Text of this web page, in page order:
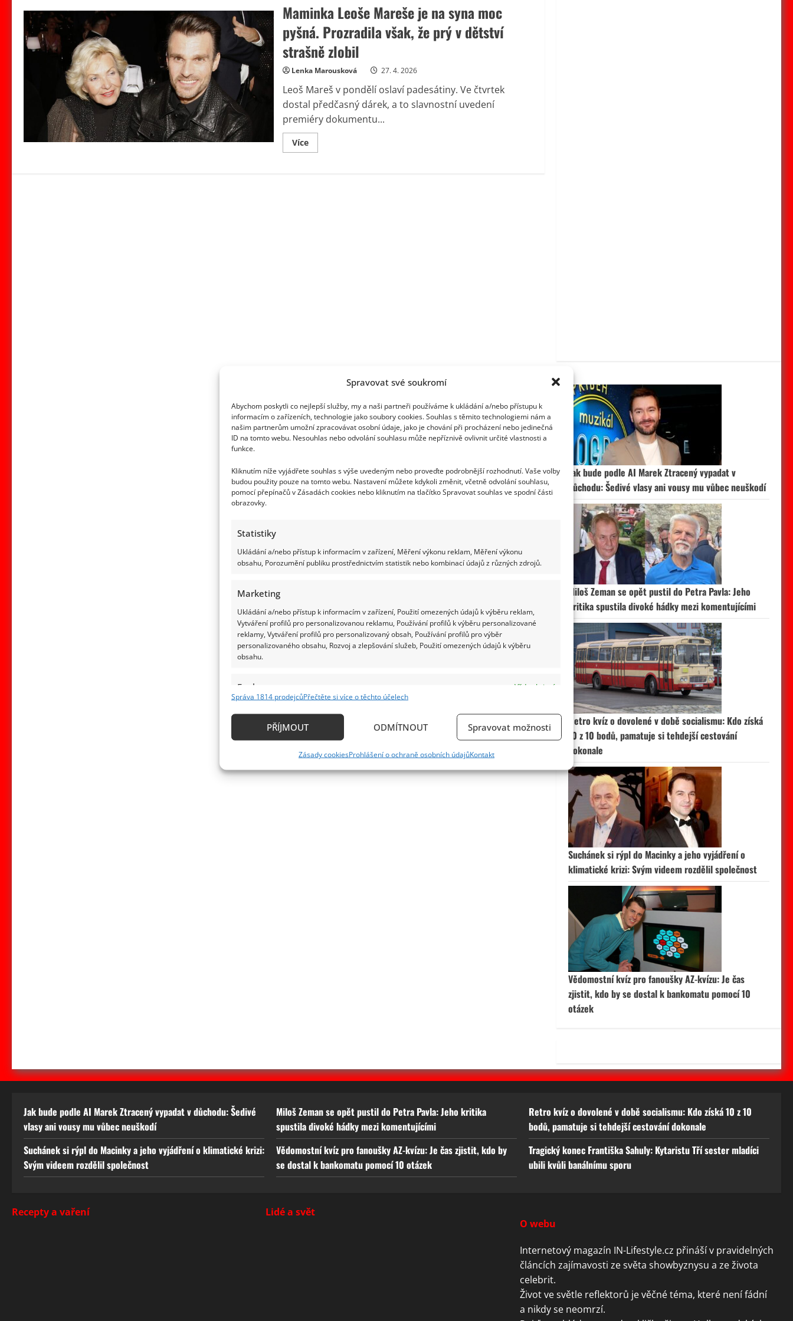
Spravovat své soukromí
Abychom poskytli co nejlepší služby, my a naši partneři používáme k ukládání a/nebo přístupu k
informacím o zařízeních, technologie jako soubory cookies. Souhlas s těmito technologiemi nám a
našim partnerům umožní zpracovávat osobní údaje, jako je chování při procházení nebo jedinečná
ID na tomto webu. Nesouhlas nebo odvolání souhlasu může nepříznivě ovlivnit určité vlastnosti a
funkce.
Kliknutím níže vyjádřete souhlas s výše uvedeným nebo proveďte podrobnější rozhodnutí. Vaše volby
budou použity pouze na tomto webu. Nastavení můžete kdykoli změnit, včetně odvolání souhlasu,
pomocí přepínačů v Zásadách cookies nebo kliknutím na tlačítko Spravovat souhlas ve spodní části
obrazovky.
Statistiky
Ukládání a/nebo přístup k informacím v zařízení, Měření výkonu reklam, Měření výkonu
obsahu, Porozumění publiku prostřednictvím statistik nebo kombinací údajů z různých zdrojů.
Marketing
Ukládání a/nebo přístup k informacím v zařízení, Použití omezených údajů k výběru reklam,
Vytváření profilů pro personalizovanou reklamu, Používání profilů k výběru personalizované
reklamy, Vytváření profilů pro personalizovaný obsah, Používání profilů pro výběr
personalizovaného obsahu, Rozvoj a zlepšování služeb, Použití omezených údajů k výběru
obsahu.
Funkce
Vždy aktivní
Identifikace zařízení na základě automaticky přenášených informací.
základě aktivně vyžádaných informací.
Správa 1814 prodejcůPřečtěte si více o těchto účelech
PŘÍJMOUT ODMÍTNOUT Spravovat možnosti
Zásady cookiesProhlášení o ochraně osobních údajůKontakt
Maminka Leoše Mareše je na syna moc
pyšná. Prozradila však, že prý v dětství
strašně zlobil
Lenka Marousková 27. 4. 2026
Leoš Mareš v pondělí oslaví padesátiny. Ve čtvrtek
dostal předčasný dárek, a to slavnostní uvedení
premiéry dokumentu...
VíceRead
more
Jak bude podle AI Marek Ztracený vypadat v
důchodu: Šedivé vlasy ani vousy mu vůbec neuškodí
Miloš Zeman se opět pustil do Petra Pavla: Jeho
kritika spustila divoké hádky mezi komentujícími
Retro kvíz o dovolené v době socialismu: Kdo získá
10 z 10 bodů, pamatuje si tehdejší cestování
dokonale
Suchánek si rýpl do Macinky a jeho vyjádření o
klimatické krizi: Svým videem rozdělil společnost
Vědomostní kvíz pro fanoušky AZ-kvízu: Je čas
zjistit, kdo by se dostal k bankomatu pomocí 10
otázek
Jak bude podle AI Marek Ztracený vypadat v důchodu: Šedivé
vlasy ani vousy mu vůbec neuškodí
Miloš Zeman se opět pustil do Petra Pavla: Jeho kritika
spustila divoké hádky mezi komentujícími
Retro kvíz o dovolené v době socialismu: Kdo získá 10 z 10
bodů, pamatuje si tehdejší cestování dokonale
Suchánek si rýpl do Macinky a jeho vyjádření o klimatické krizi:
Svým videem rozdělil společnost
Vědomostní kvíz pro fanoušky AZ-kvízu: Je čas zjistit, kdo by
se dostal k bankomatu pomocí 10 otázek
Tragický konec Františka Sahuly: Kytaristu Tří sester mladíci
ubili kvůli banálnímu sporu
Recepty a vaření
Lidé a svět
O webu
Internetový magazín IN-Lifestyle.cz přináší v pravidelných
článcích zajímavosti ze světa showbyznysu a ze života
celebrit.
Život ve světle reflektorů je věčné téma, které není fádní
a nikdy se neomrzí.